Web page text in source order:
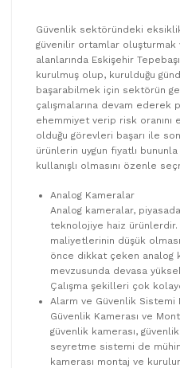
Güvenlik sektöründeki
güvenilir ortamlar
alanlarında Eskişehir
kurulmuş olup, kurulduğu
başarabilmek için sektörün
çalışmalarına devam
ehemmiyet verip risk oranını
olduğu görevleri başarı ile
ürünlerin uygun fiyatlı
kullanışlı olmasını özenle
Analog Kameralar
Analog kameralar,
teknolojiye haiz ürünlerdir.
maliyetlerinin düşük
önce dikkat çeken analog
mevzusunda devasa
Çalışma şekilleri çok
Alarm ve Güvenlik Sistemi
Güvenlik Kamerası ve
güvenlik kamerası,
seyretme sistemi de
kamerası montaj ve